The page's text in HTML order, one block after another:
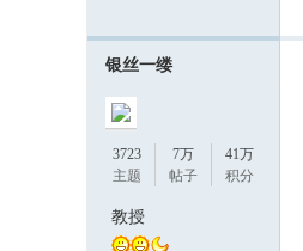
银丝一缕
3723
主题
7万
帖子
41万
积分
教授